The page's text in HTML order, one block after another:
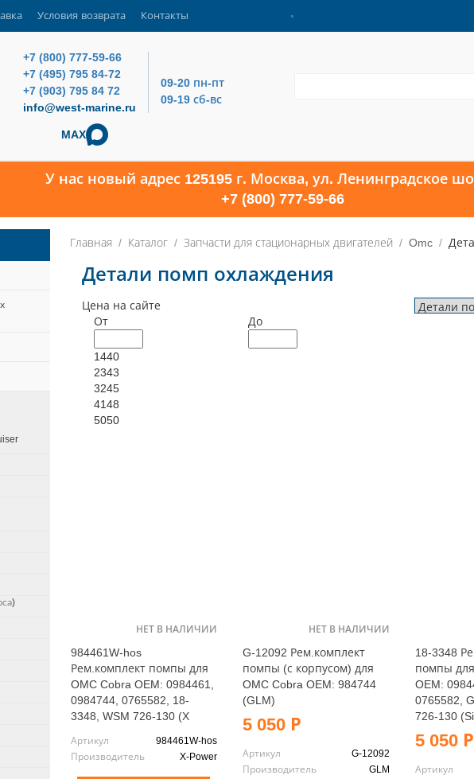
Условия возврата Контакты
+7 (800) 777-59-66
+7 (495) 795 84-72
+7 (903) 795 84 72
info@west-marine.ru
09-20 пн-пт
09-19 сб-вс
MAX
У нас новый адрес 125195 г. Москва, ул. Ленинградское
+7 (800) 777-59-66
Главная Каталог Запчасти для стационарных двигателей Omc
Детали помп охлаждения
Цена на сайте
От
До
1440
2343
3245
4148
5050
НЕТ В НАЛИЧИИ
984461W-hos
Рем.комплект помпы для
OMC Cobra OEM: 0984461,
0984744, 0765582, 18-
3348, WSM 726-130 (X
Артикул
984461W-hos
Производитель
X-Power
НЕТ В НАЛИЧИИ
G-12092 Рем.комплект
помпы (с корпусом) для
OMC Cobra OEM: 984744
(GLM)
5 050 Р
Артикул
G-12092
Производитель
GLM
18-3348
помпы
OEM:
0765582,
726-130
5 050 Р
Артикул